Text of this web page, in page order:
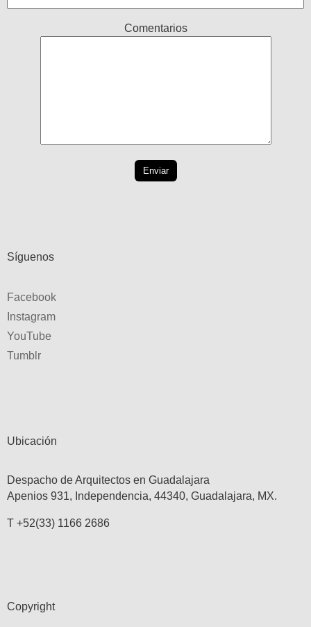
Comentarios
Síguenos
Facebook
Instagram
YouTube
Tumblr
Ubicación
Despacho de Arquitectos en Guadalajara
Apenios 931, Independencia, 44340, Guadalajara, MX.
T +52(33) 1166 2686
Copyright